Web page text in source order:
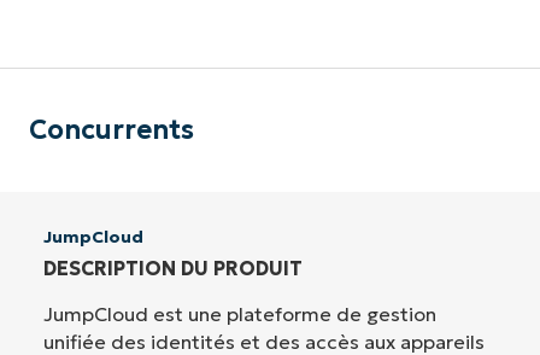
Concurrents
JumpCloud
DESCRIPTION DU PRODUIT
JumpCloud est une plateforme de gestion
unifiée des identités et des accès aux appareils